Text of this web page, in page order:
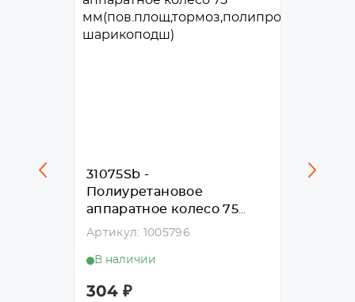
31075Sb -
Полиуретановое
аппаратное колесо 75
Артикул: 1005796
В наличии
304 ₽